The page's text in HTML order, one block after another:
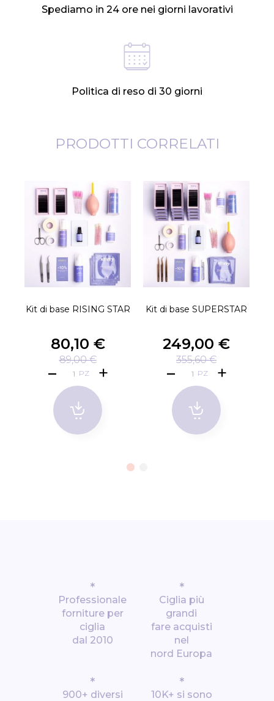
Spediamo in 24 ore nei giorni lavorativi
Politica di reso di 30 giorni
PRODOTTI CORRELATI
Kit di base RISING STAR
80,10 €
89,00 €
PZ
Kit di base SUPERSTAR
249,00 €
355,60 €
PZ
*
Professionale
forniture per
ciglia
dal 2010
*
Ciglia più
grandi
fare acquisti
nel
nord Europa
*
900+ diversi
*
10K+ si sono